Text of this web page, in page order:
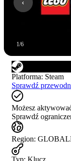
1/6
Platforma: Steam
Sprawdź
Możesz
Sprawdź
Region:
Typ: Klucz